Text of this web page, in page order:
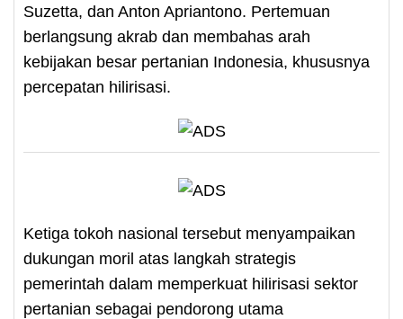
Suzetta, dan Anton Apriantono. Pertemuan
berlangsung akrab dan membahas arah
kebijakan besar pertanian Indonesia, khususnya
percepatan hilirisasi.
Ketiga tokoh nasional tersebut menyampaikan
dukungan moril atas langkah strategis
pemerintah dalam memperkuat hilirisasi sektor
pertanian sebagai pendorong utama